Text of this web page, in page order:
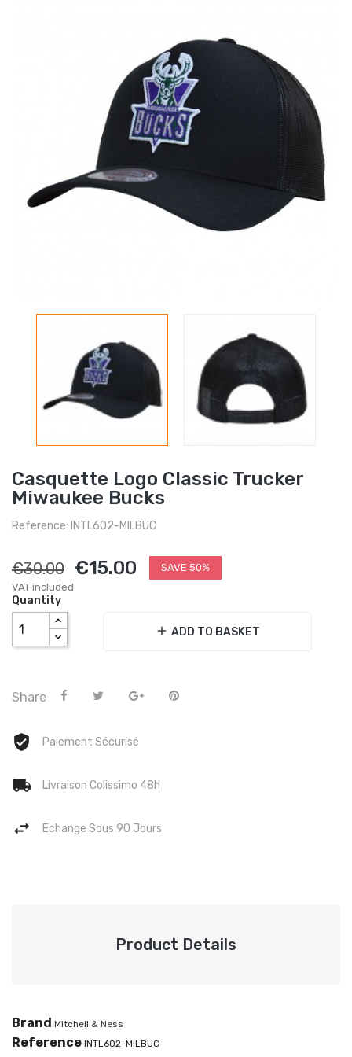
Casquette Logo Classic Trucker
Miwaukee Bucks
Reference: INTL602-MILBUC
€30.00 €15.00
SAVE 50%
VAT included
Quantity
add ADD TO BASKET
Share
Paiement Sécurisé
Livraison Colissimo 48h
Echange Sous 90 Jours
Product Details
Brand Mitchell & Ness
Reference INTL602-MILBUC